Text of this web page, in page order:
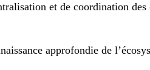
et de coordination
approfondie de